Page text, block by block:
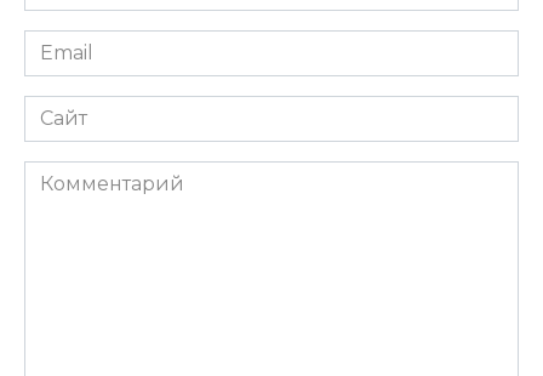
Email
Сайт
Комментарий